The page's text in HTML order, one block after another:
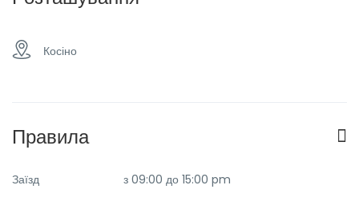
Косіно
Правила
Заїзд
з 09:00 до 15:00 pm